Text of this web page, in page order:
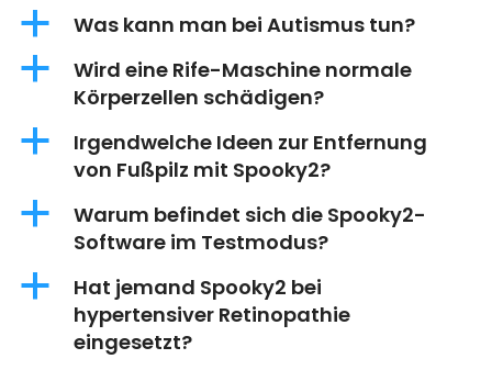
a Was kann man bei Autismus tun?
a
Wird eine Rife-Maschine normale
Körperzellen schädigen?
a
Irgendwelche Ideen zur Entfernung
von Fußpilz mit Spooky2?
a
Warum befindet sich die Spooky2-
Software im Testmodus?
a
Hat jemand Spooky2 bei
hypertensiver Retinopathie
eingesetzt?